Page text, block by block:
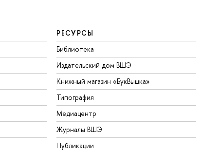
РЕСУРСЫ
Библиотека
Издательский дом ВШЭ
Книжный магазин «БукВышка»
Типография
Медиацентр
Журналы ВШЭ
Публикации